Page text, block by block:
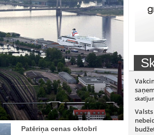
Patēriņa cenas oktobrī